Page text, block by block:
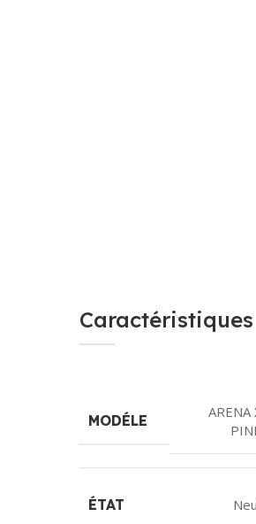
Caractéristiques
MODÉLE
ARENA
ÉTAT